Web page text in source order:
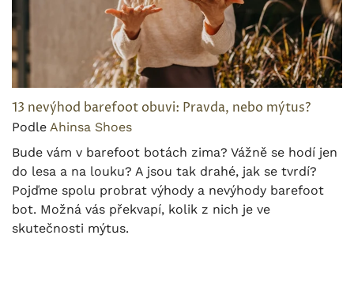
13 nevýhod barefoot obuvi: Pravda, nebo mýtus?
Podle Ahinsa Shoes
Bude vám v barefoot botách zima? Vážně se hodí jen
do lesa a na louku? A jsou tak drahé, jak se tvrdí?
Pojďme spolu probrat výhody a nevýhody barefoot
bot. Možná vás překvapí, kolik z nich je ve
skutečnosti mýtus.